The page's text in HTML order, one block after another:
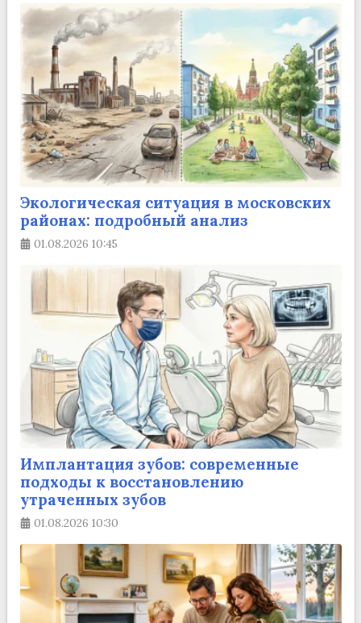
Экологическая ситуация в московских
районах: подробный анализ
01.08.2026 10:45
Имплантация зубов: современные
подходы к восстановлению
утраченных зубов
01.08.2026 10:30